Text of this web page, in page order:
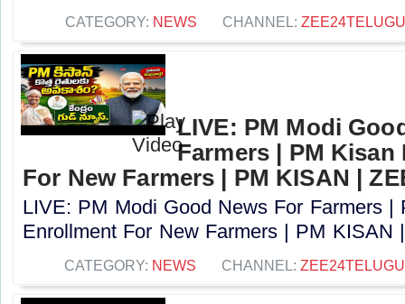
CATEGORY: NEWS CHANNEL:
LIVE: PM Modi
Farmers | PM
For New Farmers | PM KISAN |
LIVE: PM Modi Good News For Farmers |
Enrollment For New Farmers | PM KISAN
CATEGORY: NEWS CHANNEL: